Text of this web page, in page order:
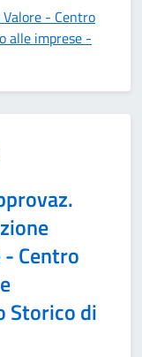
- Centro
alle imprese -
Centro
Storico di